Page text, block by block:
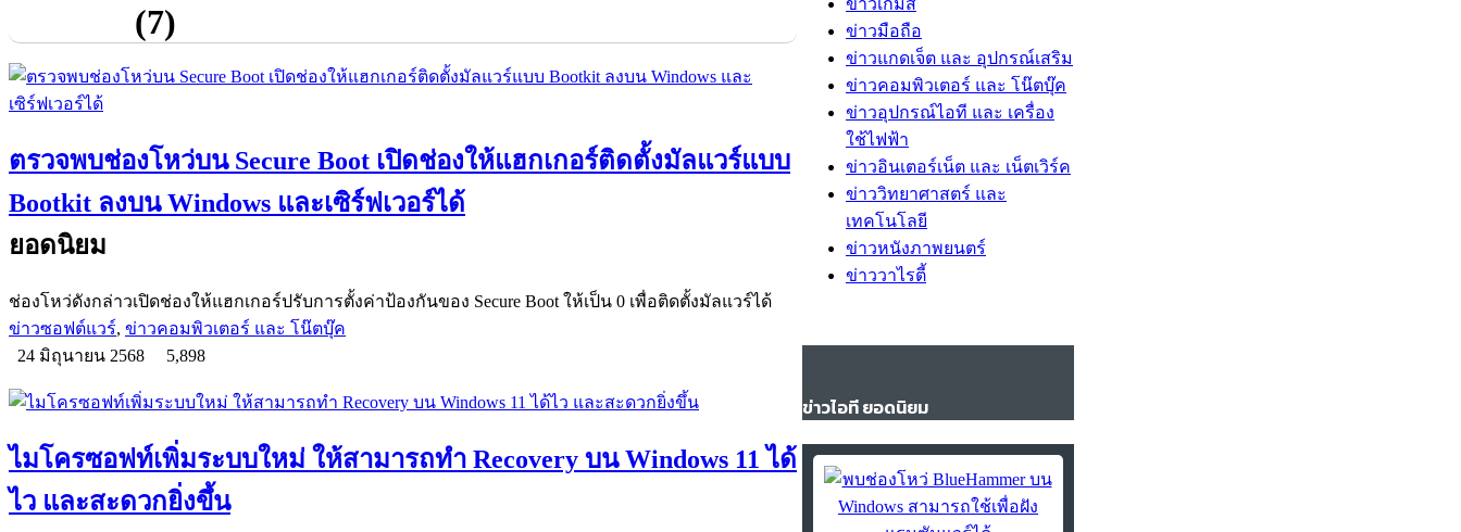
(7)
ตรวจพบช่องโหว่บน Secure Boot เปิดช่องให้แฮกเกอร์ติดตั้งมัลแวร์แบบ
Bootkit ลงบน Windows และเซิร์ฟเวอร์ได้
ยอดนิยม
ช่องโหว่ดังกล่าวเปิดช่องให้แฮกเกอร์ปรับการตั้งค่าป้องกันของ Secure Boot ให้เป็น 0 เพื่อติดตั้งมัลแวร์ได้
ข่าวซอฟต์แวร์, ข่าวคอมพิวเตอร์ และ โน๊ตบุ๊ค
24 มิถุนายน 2568
5,898
ไมโครซอฟท์เพิ่มระบบใหม่ ให้สามารถทำ Recovery บน Windows 11 ได้
ไว และสะดวกยิ่งขึ้น
ข่าวเกมส์
ข่าวมือถือ
ข่าวแกดเจ็ต และ อุปกรณ์เสริม
ข่าวคอมพิวเตอร์ และ โน๊ตบุ๊ค
ข่าวอุปกรณ์ไอที และ เครื่อง
ใช้ไฟฟ้า
ข่าวอินเตอร์เน็ต และ เน็ตเวิร์ค
ข่าววิทยาศาสตร์ และ
เทคโนโลยี
ข่าวหนังภาพยนตร์
ข่าววาไรตี้
ข่าวไอที ยอดนิยม